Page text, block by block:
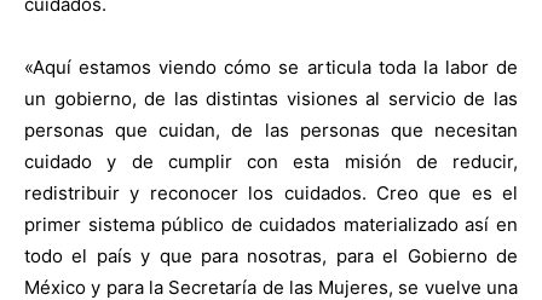
«Aquí estamos viendo cómo se articula toda la labor de
un gobierno, de las distintas visiones al servicio de las
personas que cuidan, de las personas que necesitan
cuidado y de cumplir con esta misión de reducir,
redistribuir y reconocer los cuidados. Creo que es el
primer sistema público de cuidados materializado así en
todo el país y que para nosotras, para el Gobierno de
México y para la Secretaría de las Mujeres, se vuelve una